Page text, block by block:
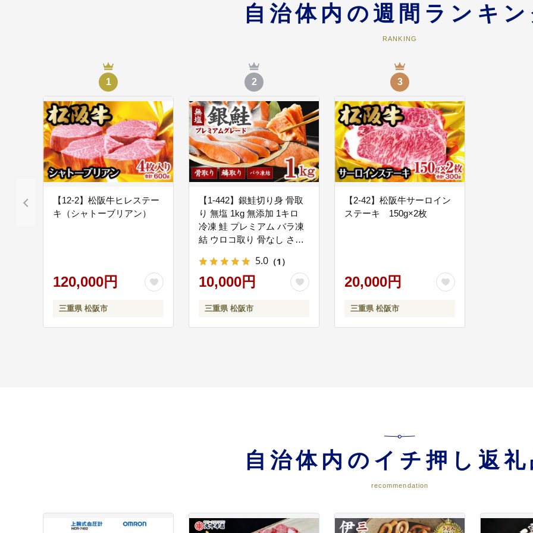
化、自然、食などの松阪の魅力を全国に発信します。
（６）～地域づくり～ 住民自治協議会活動支援 ※個別住民自治協議会への
松阪市では地域のことを一番よく知っている地域のみなさまが主人公の「新しいまちづくり」を担
行政が連携したまちづくりの構築をめざしています。
07 （７）～人と地域の頑張る力～ 文化振興・人権尊重等
市民が生涯を通じて松阪市に住み続けていくためには、自分たちが住んでいる地域のことをよく知
（８）～安全・安心な生活～ 交通安全・防災対策等
市民や関係機関・団体などと連携し、ハード・ソフトの両面から防犯・防災対策を講じていくこと
09 （９）～快適な生活～ 環境保全・道路整備等
自治体内の週間ランキン
RANKING
1
【12-2】松阪牛ヒレステー
キ（シャトーブリアン）
120,000円
三重県 松阪市
2
【1-442】銀鮭切り身 骨取
り 無塩 1kg 無添加 1キロ
冷凍 鮭 プレミアム バラ凍
結 ウロコ取り 骨なし さけ
5.0 （1）
10,000円
三重県 松阪市
3
【2-42】松阪牛サーロイン
ステーキ 150g×2枚
20,000円
三重県 松阪市
自治体内のイチ押し返礼
recommendation